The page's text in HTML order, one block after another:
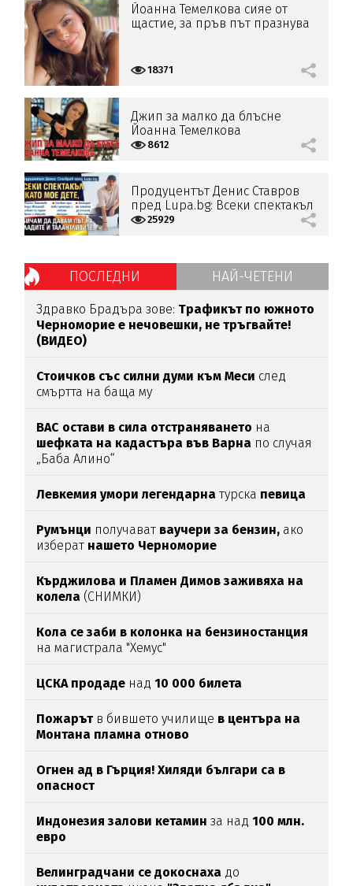
Йоанна Темелкова сияе от
щастие, за пръв път празнува
18371
Джип за малко да блъсне
Йоанна Темелкова
8612
Продуцентът Денис Ставров
пред Lupa.bg: Всеки спектакъл
е като мое дете, обичам да
25929
ПОСЛЕДНИ НАЙ-ЧЕТЕНИ
Здравко Брадъра зове: Трафикът по южното
Черноморие е нечовешки, не тръгвайте!
(ВИДЕО)
Стоичков със силни думи към Меси след
смъртта на баща му
ВАС остави в сила отстраняването на
шефката на кадастъра във Варна по случая
„Баба Алино“
Левкемия умори легендарна турска певица
Румънци получават ваучери за бензин, ако
изберат нашето Черноморие
Кърджилова и Пламен Димов заживяха на
колела (СНИМКИ)
Кола се заби в колонка на бензиностанция
на магистрала "Хемус"
ЦСКА продаде над10 000 билета
Пожарът в бившето училище в центъра на
Монтана пламна отново
Огнен ад в Гърция! Хиляди българи са в
опасност
Индонезия залови кетамин за над100 млн.
евро
Велинградчани се докоснаха до